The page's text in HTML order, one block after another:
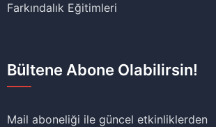
Farkındalık Eğitimleri
Bültene Abone Olabilirsin!
Mail aboneliği ile güncel etkinliklerden